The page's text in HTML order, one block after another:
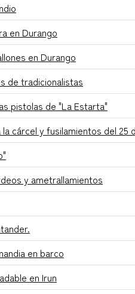
en Durango
en Durango
de tradicionalistas
pistolas de "La Estarta"
cárcel y fusilamientos del 25
y ametrallamientos
en barco
en Irun